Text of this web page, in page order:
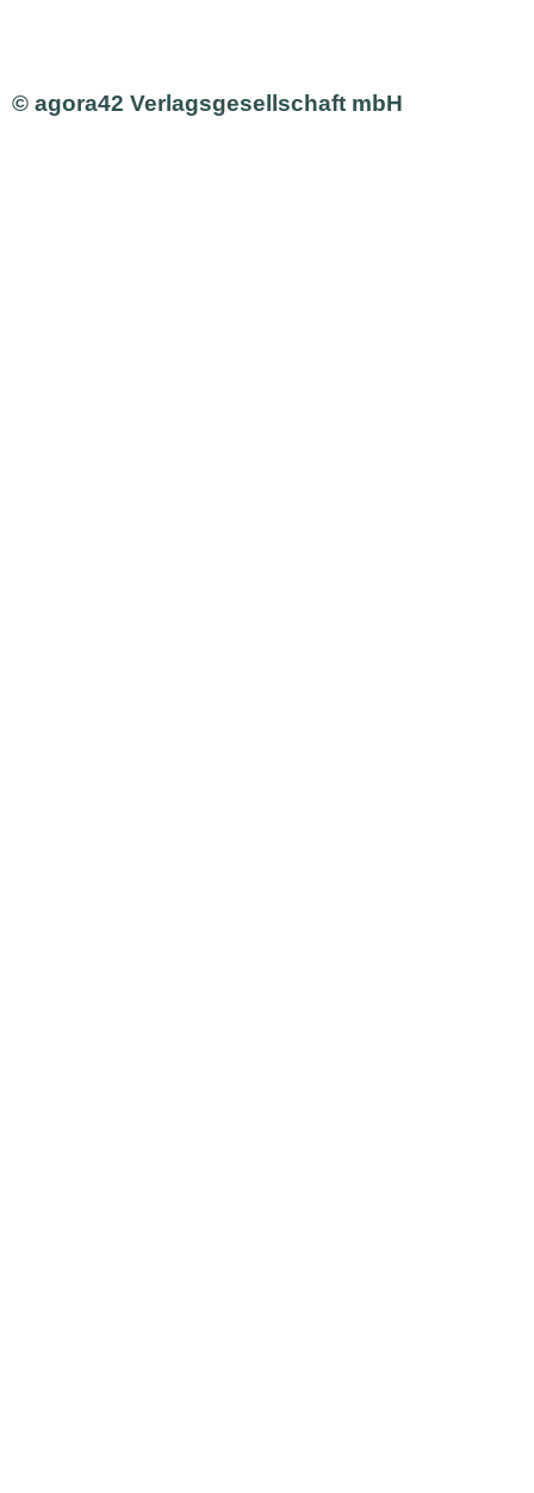
© agora42 Verlagsgesellschaft mbH